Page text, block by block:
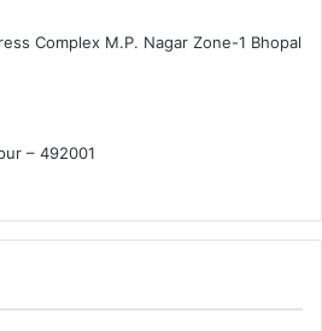
Complex M.P. Nagar Zone-1 Bhopal
– 492001